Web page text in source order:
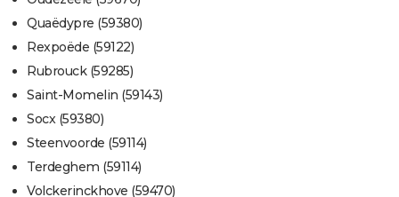
Quaëdypre (59380)
Rexpoëde (59122)
Rubrouck (59285)
Saint-Momelin (59143)
Socx (59380)
Steenvoorde (59114)
Terdeghem (59114)
Volckerinckhove (59470)